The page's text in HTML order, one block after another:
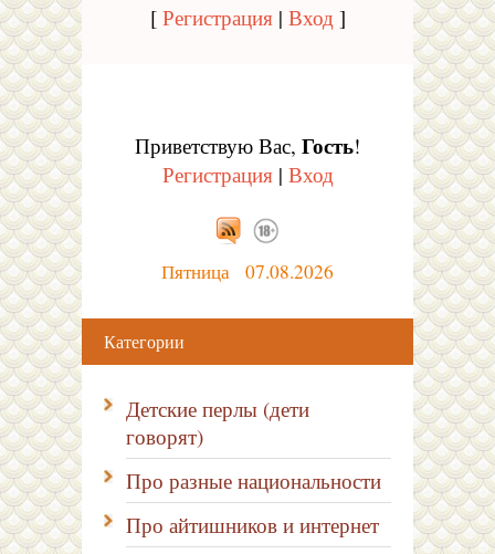
[ Регистрация| Вход ]
Приветствую Вас, Гость!
Регистрация| Вход
Пятница 07.08.2026
Категории
Детские перлы (дети
говорят)
Про разные национальности
Про айтишников и интернет